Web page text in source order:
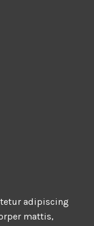
adipiscing
mattis,